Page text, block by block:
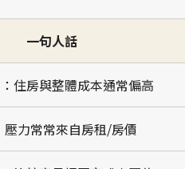
一句人話
住房與整體成本通常偏高
壓力常常來自房租/房價